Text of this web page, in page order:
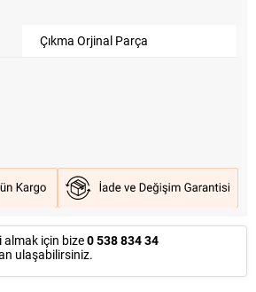
Çıkma Orjinal Parça
almak için bize0 538 834 34
ulaşabilirsiniz.